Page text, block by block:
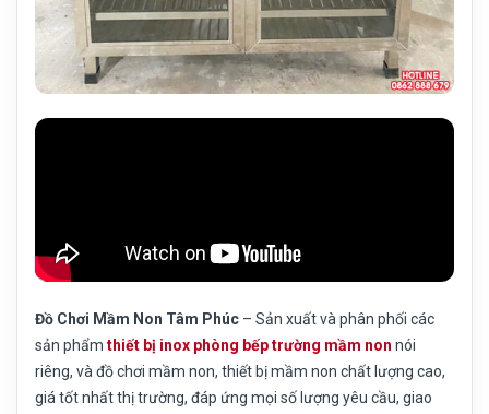
Đồ Chơi Mầm Non Tâm Phúc – Sản xuất và phân phối các
sản phẩm thiết bị inox phòng bếp trường mầm non nói
riêng, và đồ chơi mầm non, thiết bị mầm non chất lượng cao,
giá tốt nhất thị trường, đáp ứng mọi số lượng yêu cầu, giao